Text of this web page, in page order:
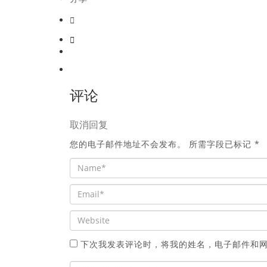
评论
取消回复
您的电子邮件地址不会发布。 所需字段已标记 *
下次我发表评论时，将我的姓名，电子邮件和